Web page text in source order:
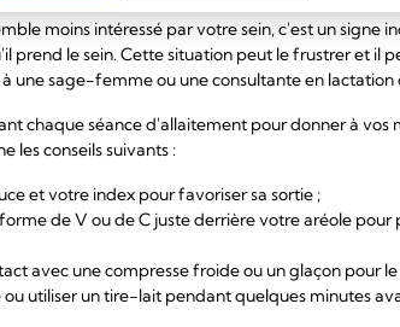
moins intéressé par votre sein, c'est un signe
prend le sein. Cette situation peut le frustrer et il
une sage-femme ou une consultante en lactation
chaque séance d'allaitement pour donner à vos
les conseils suivants :
et votre index pour favoriser sa sortie ;
de V ou de C juste derrière votre aréole pour
avec une compresse froide ou un glaçon pour
utiliser un tire-lait pendant quelques minutes